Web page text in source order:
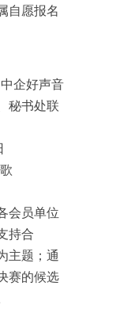
自愿报名
企好声音
秘书处联
会员单位
持合
主题；通
赛的候选